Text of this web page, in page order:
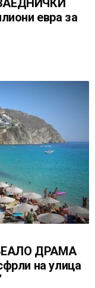
евра за
ДРАМА
на улица